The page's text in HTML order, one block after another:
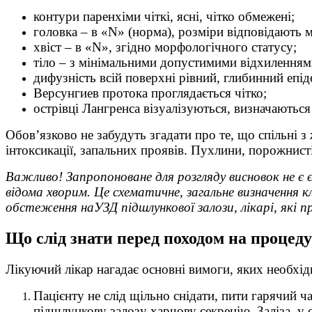
контури паренхіми чіткі, ясні, чітко обмежені;
головка – в «N» (норма), розміри відповідають
хвіст – в «N», згідно морфологічного статусу;
тіло – з мінімальними допустимими
дифузність всій поверхні рівний, глибинний
Версунгиев протока проглядається чітко;
острівці Лангренса візуалізуються,
Обов’язково не забудуть згадати про те, що
інтоксикації, запальних проявів. Пухлини,
Важливо! Запропоноване для розгляду висновок не
відома хворим. Це схематичне, загальне визначення
обстеження наУЗД підшлункової залози, лікарі, які
Що слід знати перед походом на
Лікуючий лікар нагадає основні вимоги, яких
Пацієнту не слід щільно снідати, пити